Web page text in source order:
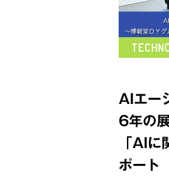
AIエー
6年の
「AIに
ポート